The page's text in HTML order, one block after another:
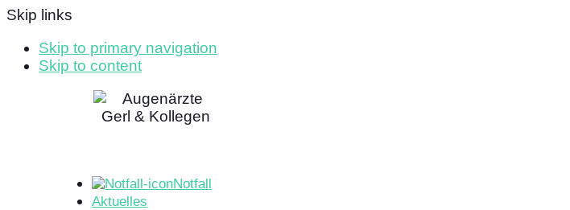
Skip links
Skip to primary navigation
Skip to content
Notfall
Aktuelles